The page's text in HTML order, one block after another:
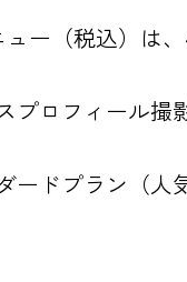
ュー（税込）は
プロフィール撮
ドプラン（人気